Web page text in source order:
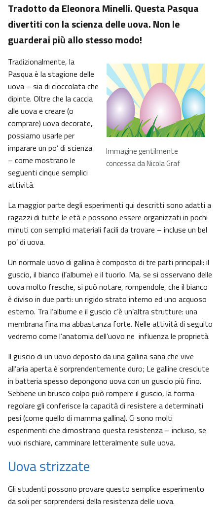
Tradotto da Eleonora Minelli. Questa Pasqua
divertiti con la scienza delle uova. Non le
guarderai più allo stesso modo!
Immagine gentilmente
concessa da Nicola Graf
Tradizionalmente, la
Pasqua è la stagione delle
uova – sia di cioccolata che
dipinte. Oltre che la caccia
alle uova e creare (o
comprare) uova decorate,
possiamo usarle per
imparare un po’ di scienza
– come mostrano le
seguenti cinque semplici
attività.
La maggior parte degli esperimenti qui descritti sono adatti a
ragazzi di tutte le età e possono essere organizzati in pochi
minuti con semplici materiali facili da trovare – incluse un bel
po’ di uova.
Un normale uovo di gallina è composto di tre parti principali: il
guscio, il bianco (l’albume) e il tuorlo. Ma, se si osservano delle
uova molto fresche, si può notare, rompendole, che il bianco
è diviso in due parti: un rigido strato interno ed uno acquoso
esterno. Tra l’albume e il guscio c’è un’altra strutture: una
membrana fina ma abbastanza forte. Nelle attività di seguito
vedremo come l’anatomia dell’uovo ne influenza le proprietà.
Il guscio di un uovo deposto da una gallina sana che vive
all’aria aperta è sorprendentemente duro; Le galline cresciute
in batteria spesso depongono uova con un guscio più fino.
Sebbene un brusco colpo può rompere il guscio, la forma
regolare gli conferisce la capacità di resistere a determinati
pesi (come quello di mamma gallina). Ci sono molti
esperimenti che dimostrano questa resistenza – incluso, se
vuoi rischiare, camminare letteralmente sulle uova.
Uova strizzate
Gli studenti possono provare questo semplice esperimento
da soli per sorprendersi della resistenza delle uova.